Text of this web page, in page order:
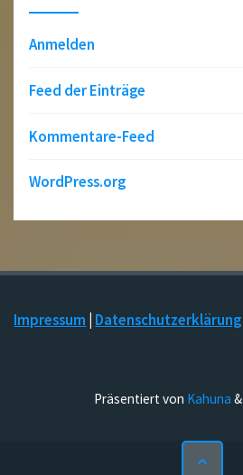
Anmelden
Feed der Einträge
Kommentare-Feed
WordPress.org
Impressum Datenschutzerklärung
Präsentiert von Kahuna &